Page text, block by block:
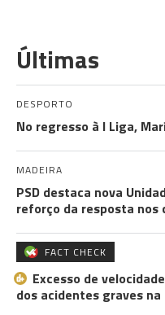
Últimas
DESPORTO
No regresso à I Liga,
MADEIRA
PSD destaca nova
reforço da resposta nos
FACT CHECK
Excesso de
dos acidentes graves na